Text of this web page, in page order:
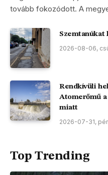
tovább fokozódott. A
Szemtanúkat
2026-08-06,
Rendkívüli
Atomerőmű
miatt
2026-07-31,
Top Trending